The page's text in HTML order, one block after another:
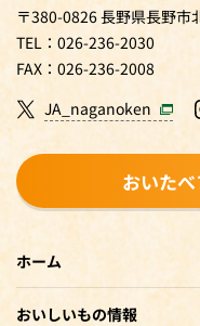
〒380-0826 長野県長野市
TEL：026-236-2030
FAX：026-236-2008
JA_naganoken
おいた
ホーム
おいしいもの情報